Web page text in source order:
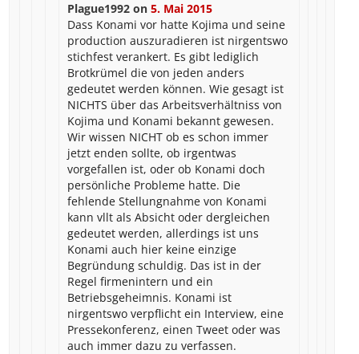
Plague1992 on5. Mai 2015
Dass Konami vor hatte Kojima und seine
production auszuradieren ist nirgentswo
stichfest verankert. Es gibt lediglich
Brotkrümel die von jeden anders
gedeutet werden können. Wie gesagt ist
NICHTS über das Arbeitsverhältniss von
Kojima und Konami bekannt gewesen.
Wir wissen NICHT ob es schon immer
jetzt enden sollte, ob irgentwas
vorgefallen ist, oder ob Konami doch
persönliche Probleme hatte. Die
fehlende Stellungnahme von Konami
kann vllt als Absicht oder dergleichen
gedeutet werden, allerdings ist uns
Konami auch hier keine einzige
Begründung schuldig. Das ist in der
Regel firmenintern und ein
Betriebsgeheimnis. Konami ist
nirgentswo verpflicht ein Interview, eine
Pressekonferenz, einen Tweet oder was
auch immer dazu zu verfassen.